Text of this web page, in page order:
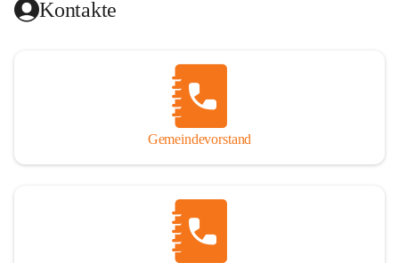
Kontakte
Gemeindevorstand